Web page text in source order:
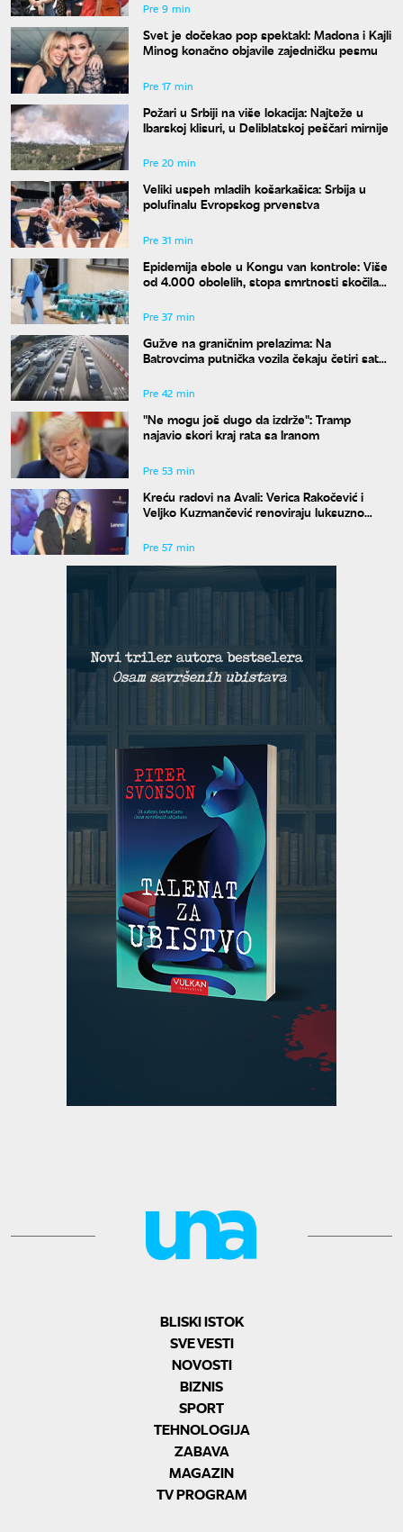
Pre 9 min
Svet je dočekao pop spektakl: Madona i Kajli
Minog konačno objavile zajedničku pesmu
Pre 17 min
Požari u Srbiji na više lokacija: Najteže u
Ibarskoj klisuri, u Deliblatskoj peščari mirnije
Pre 20 min
Veliki uspeh mladih košarkašica: Srbija u
polufinalu Evropskog prvenstva
Pre 31 min
Epidemija ebole u Kongu van kontrole: Više
od 4.000 obolelih, stopa smrtnosti skočila
Pre 37 min
Gužve na graničnim prelazima: Na
Batrovcima putnička vozila čekaju četiri sata
Pre 42 min
"Ne mogu još dugo da izdrže": Tramp
najavio skori kraj rata sa Iranom
Pre 53 min
Kreću radovi na Avali: Verica Rakočević i
Veljko Kuzmančević renoviraju luksuzno
Pre 57 min
BLISKI ISTOK
SVE VESTI
NOVOSTI
BIZNIS
SPORT
TEHNOLOGIJA
ZABAVA
MAGAZIN
TV PROGRAM